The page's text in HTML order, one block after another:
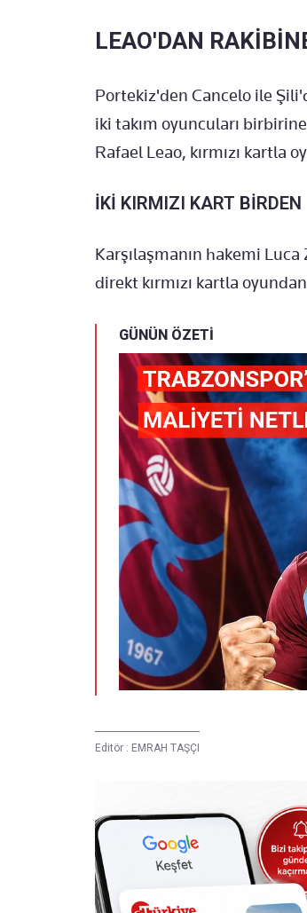
LEAO'DAN
Portekiz'den Cancelo ile
iki takım oyuncuları
Rafael Leao, kırmızı kartla
İKİ KIRMIZI KART BİRDEN
Karşılaşmanın hakemi
direkt kırmızı kartla
GÜNÜN ÖZETİ
Editör : EMRAH TAŞÇI